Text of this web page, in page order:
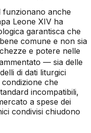
funzionano anche
Leone XIV ha
garantisca che
comune e non sia
e potere nelle
— sia delle
di dati liturgici
che
incompatibili,
a spese dei
condivisi chiudono